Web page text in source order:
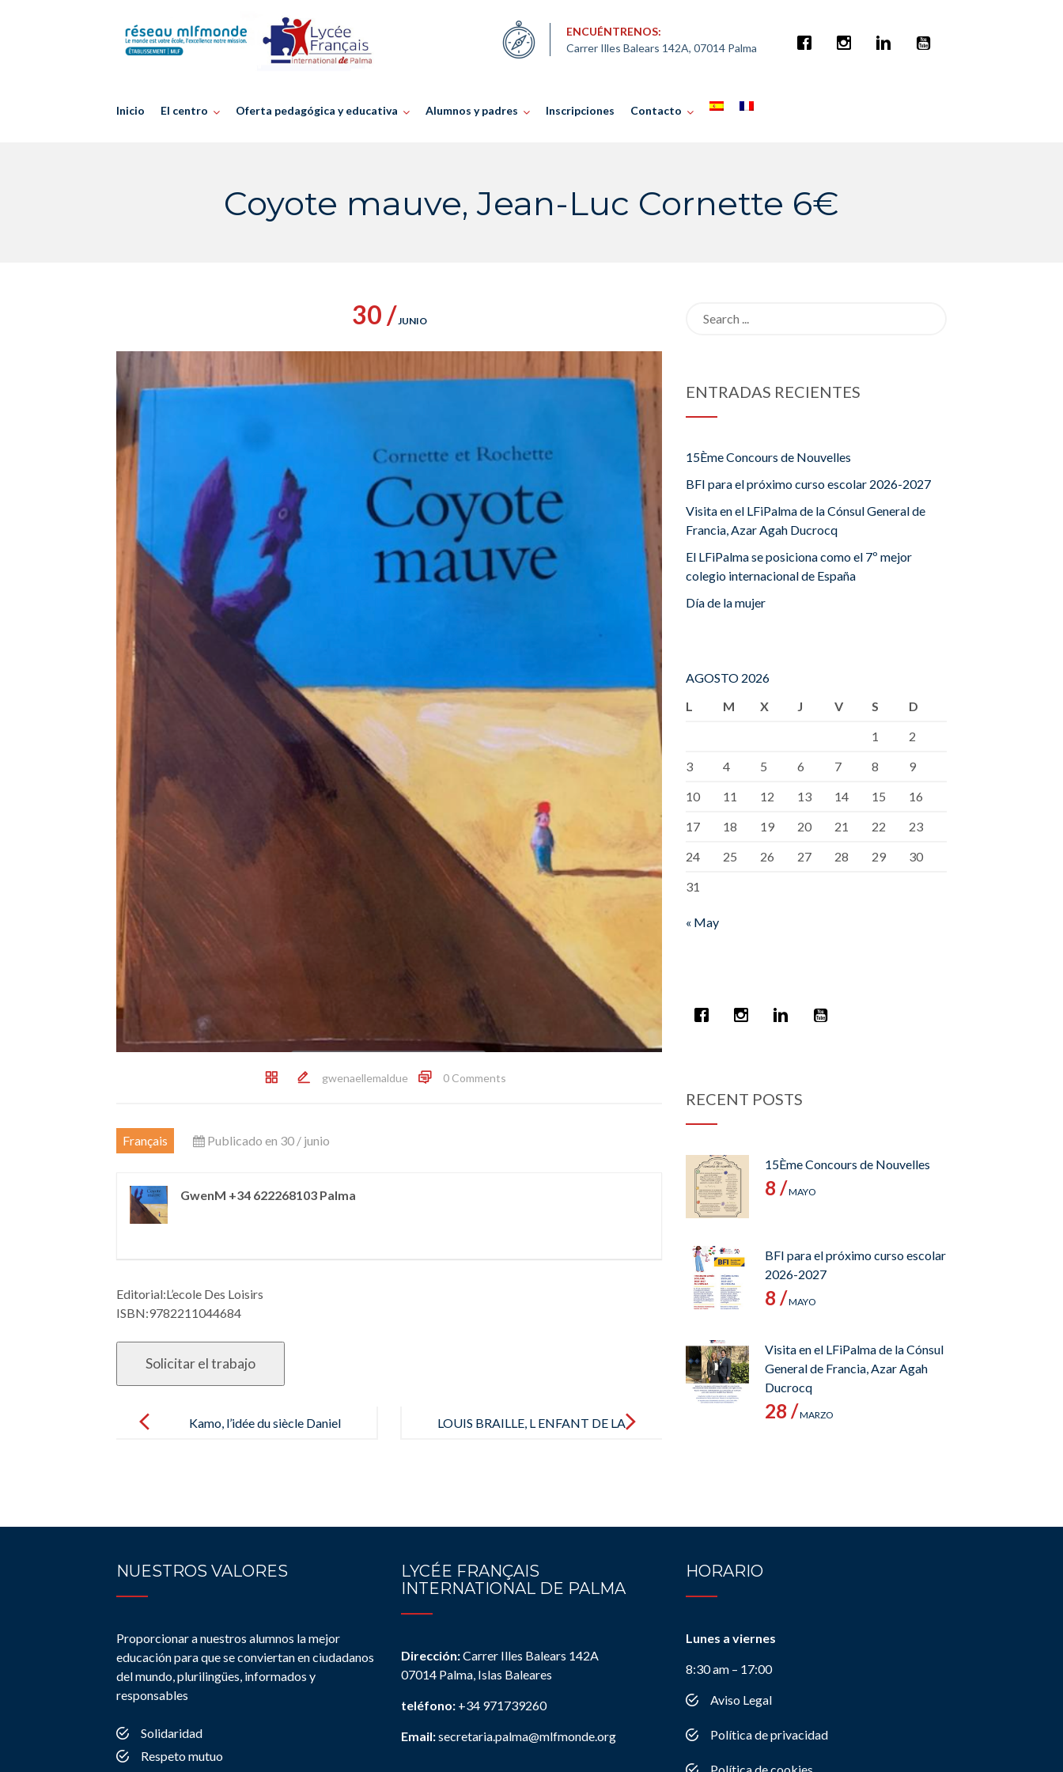
ENCUÉNTRENOS:
Carrer Illes Balears 142A, 07014 Palma
Inicio El centro Oferta pedagógica y educativa Alumnos y padres Inscripciones Contacto
Coyote mauve, Jean-Luc Cornette 6€
30 /JUNIO
gwenaellemaldue 0 Comments
Français Publicado en 30 / junio
GwenM +34 622268103 Palma
Editorial:L’ecole Des Loisirs
ISBN:9782211044684
navigation
Kamo, l’idée du siècle Daniel
LOUIS BRAILLE, L ENFANT DE LA
ENTRADAS RECIENTES
15Ème Concours de Nouvelles
BFI para el próximo curso escolar 2026-2027
Visita en el LFiPalma de la Cónsul General de
Francia, Azar Agah Ducrocq
El LFiPalma se posiciona como el 7º mejor
colegio internacional de España
Día de la mujer
AGOSTO 2026
L
M X J V S
D
1
2
3
4 5 6 7 8
9
10
11 12 13 14 15
16
17
18 19 20 21 22
23
24
25 26 27 28 29
30
31
« May
RECENT POSTS
15Ème Concours de Nouvelles
8 /MAYO
BFI para el próximo curso escolar
2026-2027
8 /MAYO
Visita en el LFiPalma de la Cónsul
General de Francia, Azar Agah
Ducrocq
28 /MARZO
NUESTROS VALORES
Proporcionar a nuestros alumnos la mejor
educación para que se conviertan en ciudadanos
del mundo, plurilingües, informados y
responsables
Solidaridad
Respeto mutuo
LYCÉE FRANÇAIS
INTERNATIONAL DE PALMA
Dirección:Carrer Illes Balears 142A
07014 Palma, Islas Baleares
teléfono: +34 971739260
Email:secretaria.palma@mlfmonde.org
HORARIO
Lunes a viernes
8:30 am – 17:00
Aviso Legal
Política de privacidad